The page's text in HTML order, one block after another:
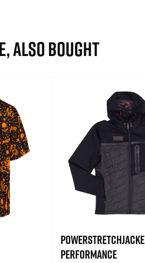
ALSO BOUGHT
POWERSTRETCHJACKE
PERFORMANCE